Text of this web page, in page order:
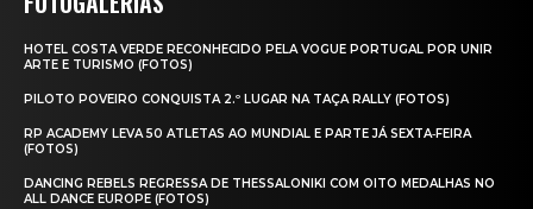
HOTEL COSTA VERDE RECONHECIDO PELA VOGUE PORTUGAL POR UNIR
ARTE E TURISMO (FOTOS)
PILOTO POVEIRO CONQUISTA 2.º LUGAR NA TAÇA RALLY (FOTOS)
RP ACADEMY LEVA 50 ATLETAS AO MUNDIAL E PARTE JÁ SEXTA‑FEIRA
(FOTOS)
DANCING REBELS REGRESSA DE THESSALONIKI COM OITO MEDALHAS NO
ALL DANCE EUROPE (FOTOS)